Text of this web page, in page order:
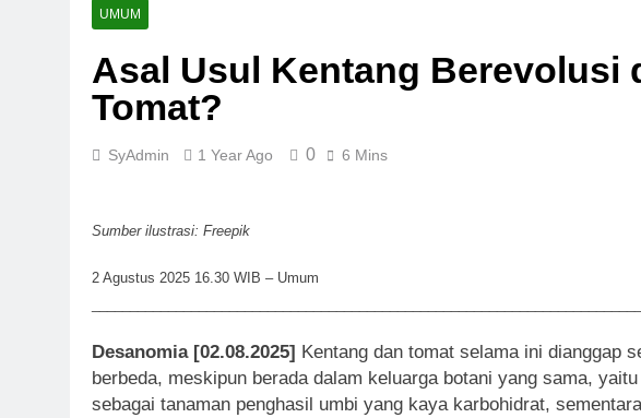
UMUM
Asal Usul Kentang Berevolusi
Tomat?
SyAdmin 1 Year Ago 0 6 Mins
Sumber ilustrasi: Freepik
2 Agustus 2025 16.30 WIB – Umum
Desanomia [02.08.2025] Kentang dan tomat selama ini dianggap
berbeda, meskipun berada dalam keluarga botani yang sama,
sebagai tanaman penghasil umbi yang kaya karbohidrat,